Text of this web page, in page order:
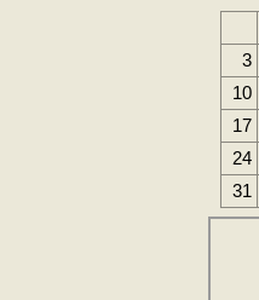
3
10
17
24
31